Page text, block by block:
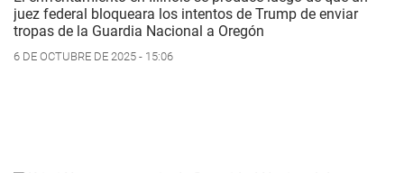
juez federal bloqueara los intentos de Trump de enviar
tropas de la Guardia Nacional a Oregón
6 DE OCTUBRE DE 2025 - 15:06